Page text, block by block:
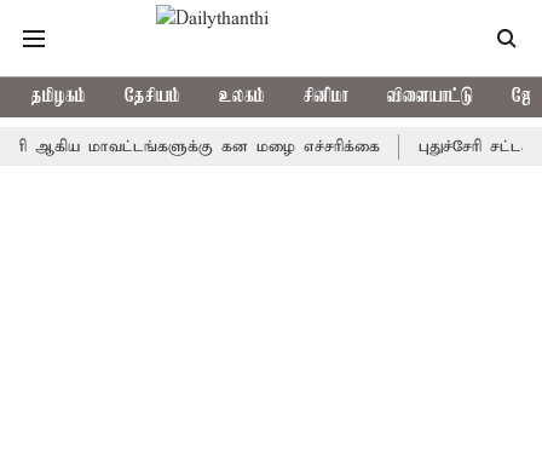
தமிழகம் தேசியம் உலகம் சினிமா விளையாட்டு
மாவட்டங்களுக்கு கன மழை எச்சரிக்கை புதுச்சேரி